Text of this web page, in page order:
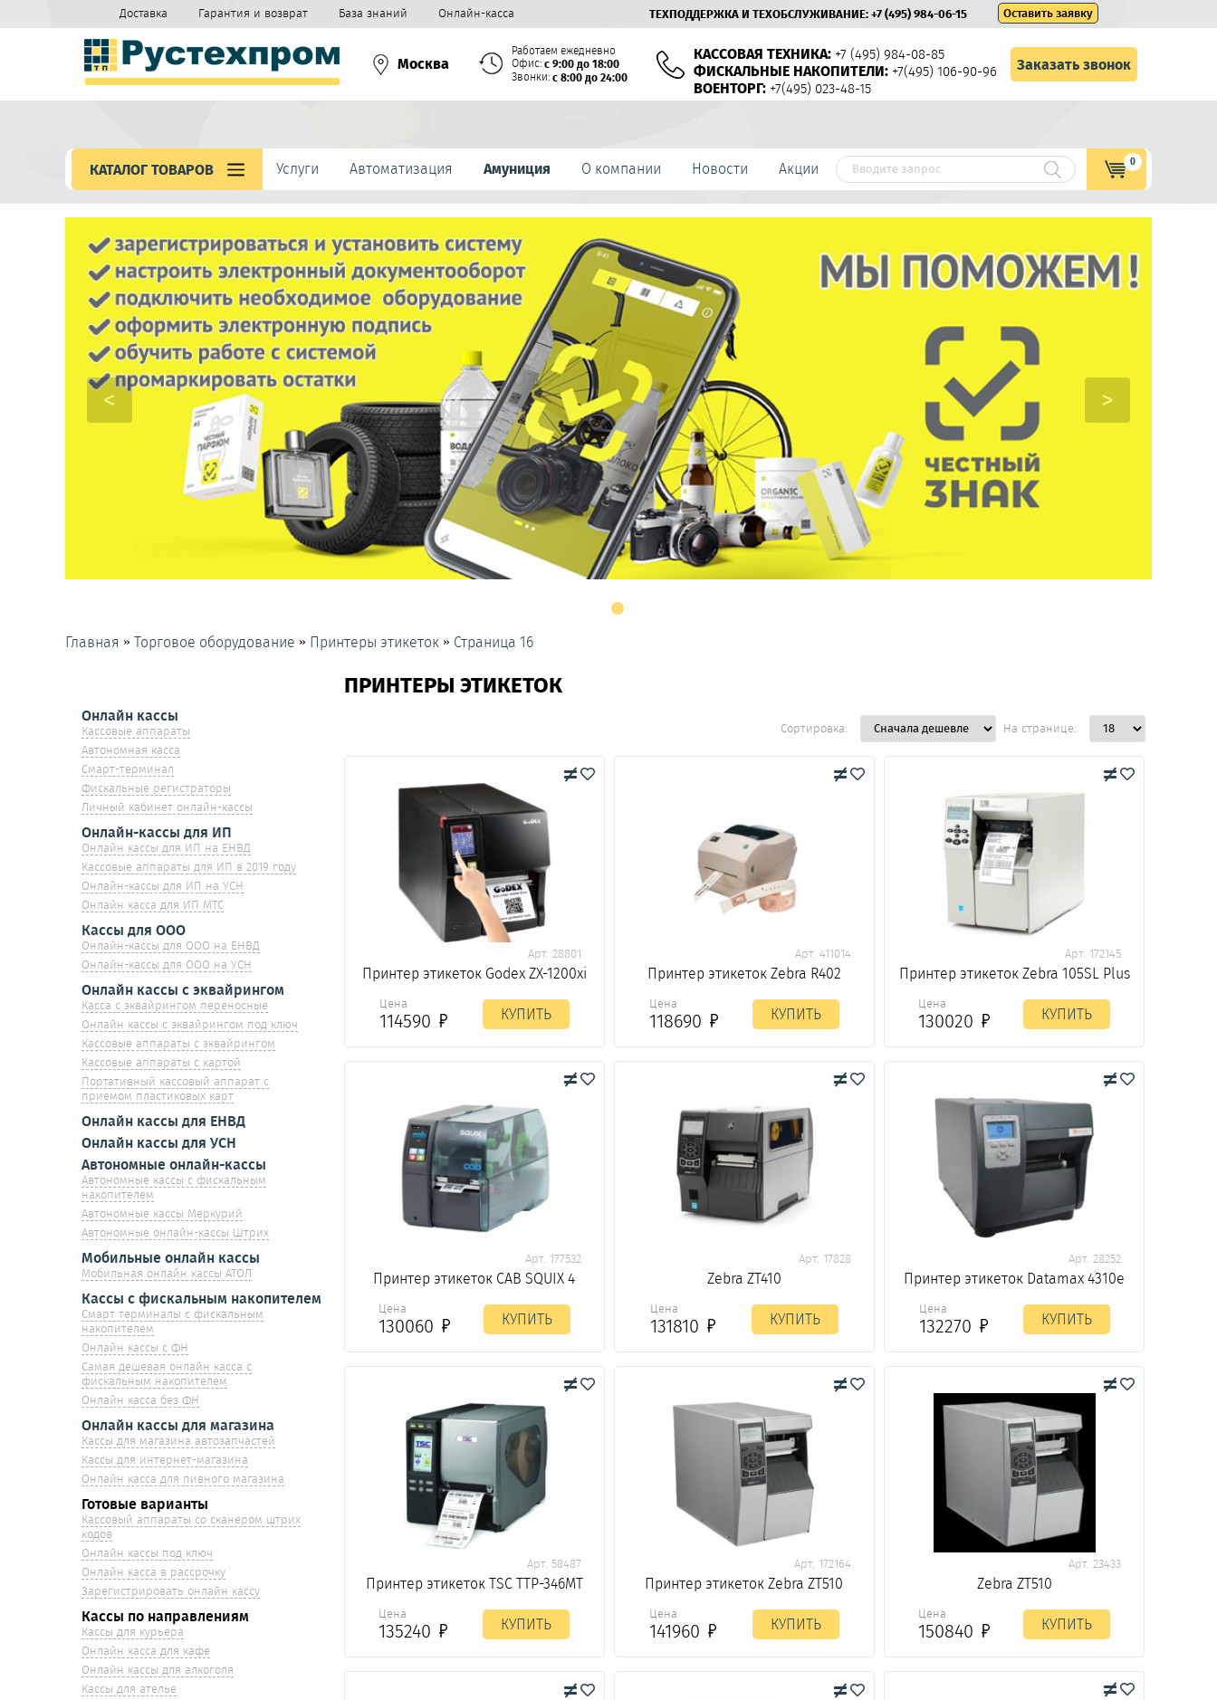
Доставка Гарантия и возврат База знаний Онлайн-касса ТЕХПОДДЕРЖКА И ТЕХОБСЛУЖИВАНИЕ: +7 (495) 984-06-15 Оставить заявку
Москва
Работаем ежедневно
Офис: с 9:00 до 18:00
Звонки: с 8:00 до 24:00
КАССОВАЯ ТЕХНИКА: +7 (495) 984-08-85
ФИСКАЛЬНЫЕ НАКОПИТЕЛИ: +7(495) 106-90-96
ВОЕНТОРГ: +7(495) 023-48-15
Заказать звонок
КАТАЛОГ ТОВАРОВ Услуги Автоматизация Амуниция О компании Новости Акции 0
< >
Главная » Торговое оборудование » Принтеры этикеток » Страница 16
Онлайн кассы
Кассовые аппараты
Автономная касса
Смарт-терминал
Фискальные регистраторы
Личный кабинет онлайн-кассы
Онлайн-кассы для ИП
Онлайн кассы для ИП на ЕНВД
Кассовые аппараты для ИП в 2019 году
Онлайн-кассы для ИП на УСН
Онлайн касса для ИП МТС
Кассы для ООО
Онлайн-кассы для ООО на ЕНВД
Онлайн-кассы для ООО на УСН
Онлайн кассы с эквайрингом
Касса с эквайрингом переносные
Онлайн кассы с эквайрингом под ключ
Кассовые аппараты с эквайрингом
Кассовые аппараты с картой
Портативный кассовый аппарат с
приемом пластиковых карт
Онлайн кассы для ЕНВД
Онлайн кассы для УСН
Автономные онлайн-кассы
Автономные кассы с фискальным
накопителем
Автономные кассы Меркурий
Автономные онлайн-кассы Штрих
Мобильные онлайн кассы
Мобильная онлайн кассы АТОЛ
Кассы с фискальным накопителем
Смарт терминалы с фискальным
накопителем
Онлайн кассы с ФН
Самая дешевая онлайн касса с
фискальным накопителем
Онлайн касса без ФН
Онлайн кассы для магазина
Кассы для магазина автозапчастей
Кассы для интернет-магазина
Онлайн касса для пивного магазина
Готовые варианты
Кассовый аппараты со сканером штрих
кодов
Онлайн кассы под ключ
Онлайн касса в рассрочку
Зарегистрировать онлайн кассу
Кассы по направлениям
Кассы для курьера
Онлайн касса для кафе
Онлайн кассы для алкоголя
Кассы для ателье
ПРИНТЕРЫ ЭТИКЕТОК
Сортировка: На странице:
Арт. 28801
Принтер этикеток Godex ZX-1200xi
Цена
114590 КУПИТЬ
Арт. 411014
Принтер этикеток Zebra R402
Цена
118690 КУПИТЬ
Арт. 172145
Принтер этикеток Zebra 105SL Plus
Цена
130020 КУПИТЬ
Арт. 177532
Принтер этикеток CAB SQUIX 4
Цена
130060 КУПИТЬ
Арт. 17828
Zebra ZT410
Цена
131810 КУПИТЬ
Арт. 28252
Принтер этикеток Datamax 4310e
Цена
132270 КУПИТЬ
Арт. 58487
Принтер этикеток TSC TTP-346MT
Цена
135240 КУПИТЬ
Арт. 172164
Принтер этикеток Zebra ZT510
Цена
141960 КУПИТЬ
Арт. 23433
Zebra ZT510
Цена
150840 КУПИТЬ